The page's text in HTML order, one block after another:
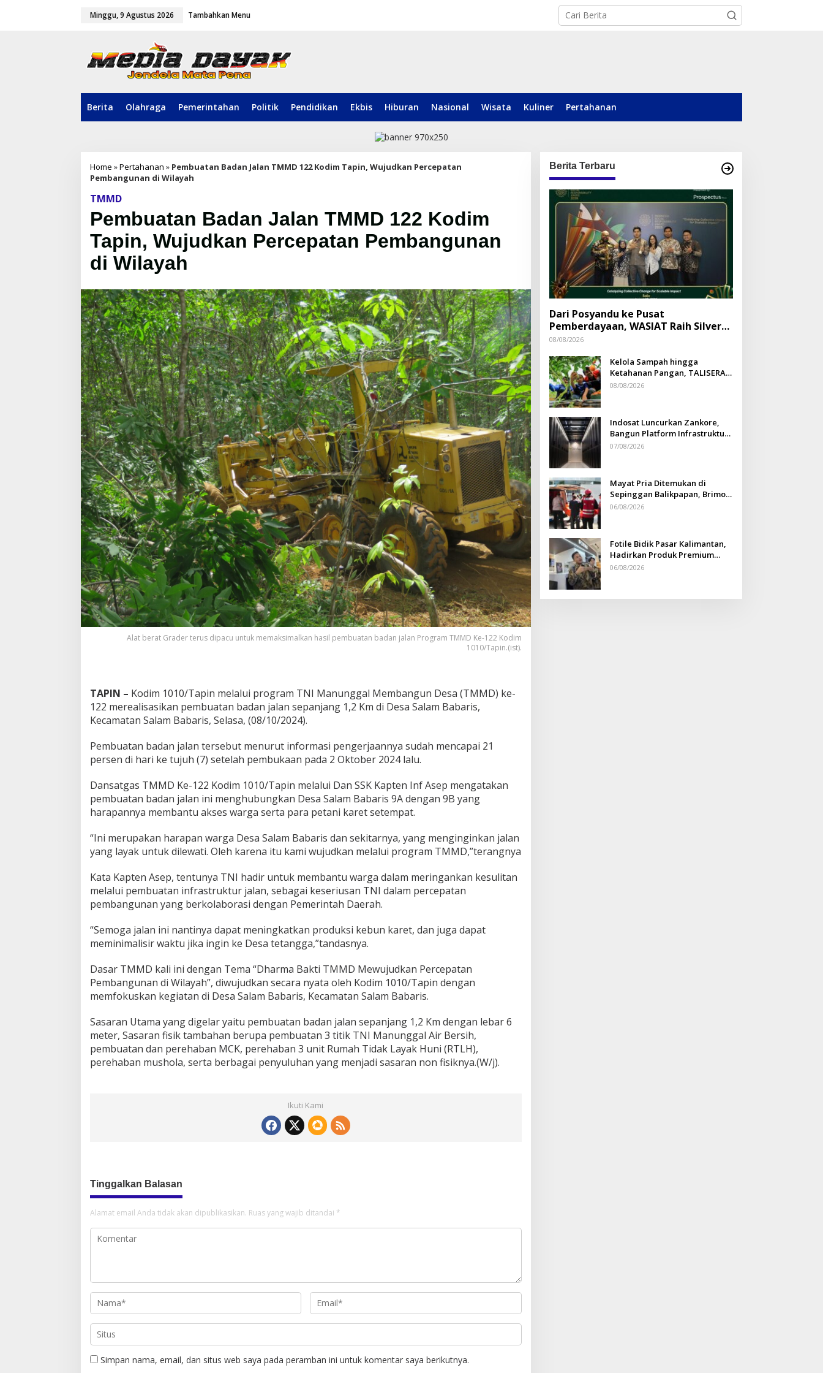
Minggu, 9 Agustus 2026 Tambahkan Menu
Berita Olahraga Pemerintahan Politik Pendidikan Ekbis Hiburan Nasional Wisata Kuliner Pertahanan
Home »Pertahanan » Pembuatan Badan Jalan TMMD 122 Kodim Tapin, Wujudkan Percepatan
Pembangunan di Wilayah
TMMD
Pembuatan Badan Jalan TMMD 122 Kodim
Tapin, Wujudkan Percepatan Pembangunan
di Wilayah
Alat berat Grader terus dipacu untuk memaksimalkan hasil pembuatan badan jalan Program TMMD Ke-122 Kodim
1010/Tapin.(ist).
TAPIN – Kodim 1010/Tapin melalui program TNI Manunggal Membangun Desa (TMMD) ke-
122 merealisasikan pembuatan badan jalan sepanjang 1,2 Km di Desa Salam Babaris,
Kecamatan Salam Babaris, Selasa, (08/10/2024).
Pembuatan badan jalan tersebut menurut informasi pengerjaannya sudah mencapai 21
persen di hari ke tujuh (7) setelah pembukaan pada 2 Oktober 2024 lalu.
Dansatgas TMMD Ke-122 Kodim 1010/Tapin melalui Dan SSK Kapten Inf Asep mengatakan
pembuatan badan jalan ini menghubungkan Desa Salam Babaris 9A dengan 9B yang
harapannya membantu akses warga serta para petani karet setempat.
“Ini merupakan harapan warga Desa Salam Babaris dan sekitarnya, yang menginginkan jalan
yang layak untuk dilewati. Oleh karena itu kami wujudkan melalui program TMMD,”terangnya
Kata Kapten Asep, tentunya TNI hadir untuk membantu warga dalam meringankan kesulitan
melalui pembuatan infrastruktur jalan, sebagai keseriusan TNI dalam percepatan
pembangunan yang berkolaborasi dengan Pemerintah Daerah.
“Semoga jalan ini nantinya dapat meningkatkan produksi kebun karet, dan juga dapat
meminimalisir waktu jika ingin ke Desa tetangga,”tandasnya.
Dasar TMMD kali ini dengan Tema “Dharma Bakti TMMD Mewujudkan Percepatan
Pembangunan di Wilayah”, diwujudkan secara nyata oleh Kodim 1010/Tapin dengan
memfokuskan kegiatan di Desa Salam Babaris, Kecamatan Salam Babaris.
Sasaran Utama yang digelar yaitu pembuatan badan jalan sepanjang 1,2 Km dengan lebar 6
meter, Sasaran fisik tambahan berupa pembuatan 3 titik TNI Manunggal Air Bersih,
pembuatan dan perehaban MCK, perehaban 3 unit Rumah Tidak Layak Huni (RTLH),
perehaban mushola, serta berbagai penyuluhan yang menjadi sasaran non fisiknya.(W/j).
Ikuti Kami
Tinggalkan Balasan
Alamat email Anda tidak akan dipublikasikan. Ruas yang wajib ditandai *
Simpan nama, email, dan situs web saya pada peramban ini untuk komentar saya berikutnya.
Berita Terbaru
Dari Posyandu ke Pusat
Pemberdayaan, WASIAT Raih Silver
ISRA 2026
08/08/2026
Kelola Sampah hingga
Ketahanan Pangan, TALISERA
Diguyur Penghargaan
08/08/2026
Indosat Luncurkan Zankore,
Bangun Platform Infrastruktur
AI Terbesar di Asia Tenggara
07/08/2026
Mayat Pria Ditemukan di
Sepinggan Balikpapan, Brimob
Lakukan Pengamanan TKP
06/08/2026
Fotile Bidik Pasar Kalimantan,
Hadirkan Produk Premium
Yang Makin Terjangkau
06/08/2026